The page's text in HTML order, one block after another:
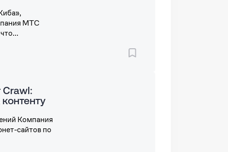
МТС
Crawl:
Компания
сайтов по